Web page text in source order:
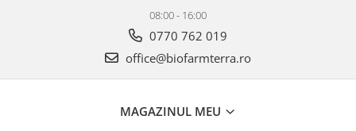
08:00 - 16:00
0770 762 019
office@biofarmterra.ro
MAGAZINUL MEU